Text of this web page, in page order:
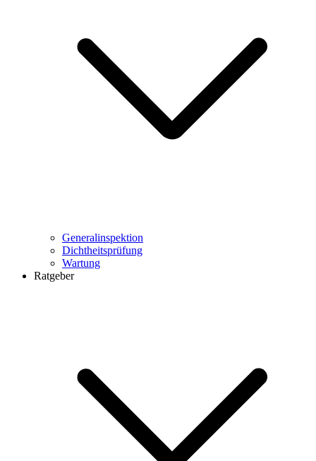
Generalinspektion
Dichtheitsprüfung
Wartung
Ratgeber